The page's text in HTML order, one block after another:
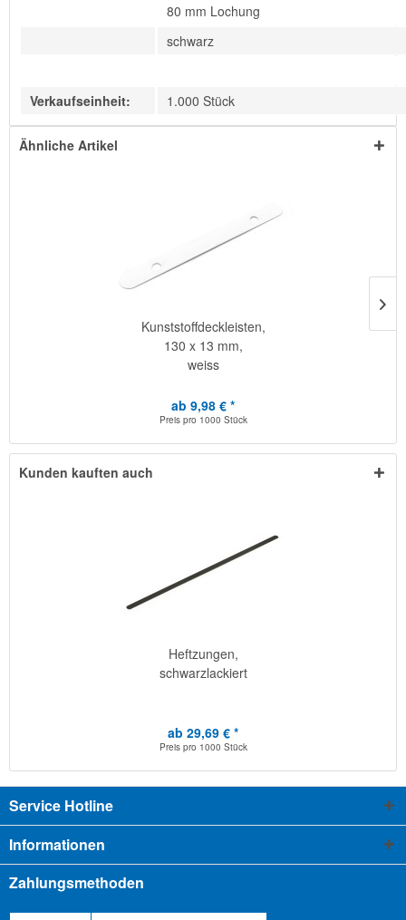
80 mm Lochung
schwarz
Verkaufseinheit: 1.000 Stück
Ähnliche Artikel
Kunststoffdeckleisten,
130 x 13 mm,
weiss
ab 9,98 € *
Preis pro 1000 Stück
Kunden kauften auch
Heftzungen,
schwarzlackiert
ab 29,69 € *
Preis pro 1000 Stück
Service Hotline
Informationen
Zahlungsmethoden